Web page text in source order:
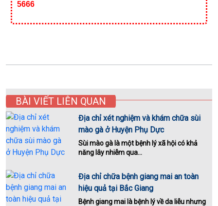
5666
BÀI VIẾT LIÊN QUAN
Địa chỉ xét nghiệm và khám chữa sùi
mào gà ở Huyện Phụ Dực
Sùi mào gà là một bệnh lý xã hội có khả
năng lây nhiễm qua...
Địa chỉ chữa bệnh giang mai an toàn
hiệu quả tại Bắc Giang
Bệnh giang mai là bệnh lý về da liễu nhưng